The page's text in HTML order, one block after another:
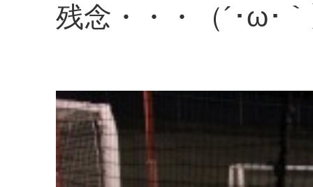
残念・・・（´･ω･